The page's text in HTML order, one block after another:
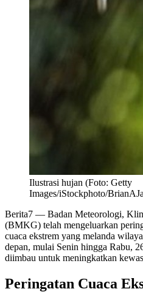
Ilustrasi hujan (Foto: Getty
Images/iStockphoto/
Berita7 — Badan Meteorologi,
(BMKG) telah mengeluarkan
cuaca ekstrem yang melanda
depan, mulai Senin hingga Rabu,
diimbau untuk meningkatkan
Peringatan Cuaca